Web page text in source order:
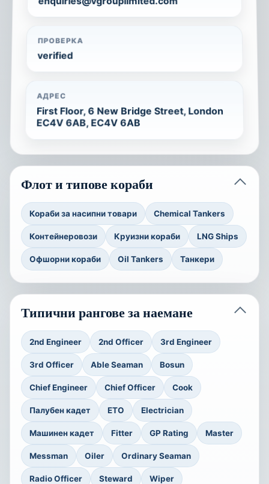
ПРОВЕРКА
verified
АДРЕС
First Floor, 6 New Bridge Street, London
EC4V 6AB, EC4V 6AB
Флот и типове кораби
Кораби за насипни товари Chemical Tankers
Контейнеровози Круизни кораби LNG Ships
Офшорни кораби Oil Tankers Танкери
Типични рангове за наемане
2nd Engineer 2nd Officer 3rd Engineer
3rd Officer Able Seaman Bosun
Chief Engineer Chief Officer Cook
Палубен кадет ETO Electrician
Машинен кадет Fitter GP Rating Master
Messman Oiler Ordinary Seaman
Radio Officer Steward Wiper